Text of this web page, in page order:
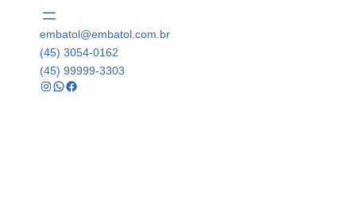
embatol@embatol.com.br
(45) 3054-0162
(45) 99999-3303
Instagram WhatsApp Facebook